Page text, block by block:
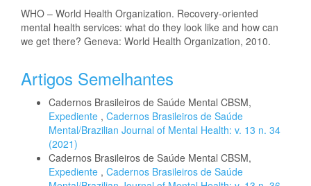
WHO – World Health Organization. Recovery-oriented
mental health services: what do they look like and how can
we get there? Geneva: World Health Organization, 2010.
Artigos Semelhantes
Cadernos Brasileiros de Saúde Mental CBSM,
Expediente , Cadernos Brasileiros de Saúde
Mental/Brazilian Journal of Mental Health: v. 13 n. 34
(2021)
Cadernos Brasileiros de Saúde Mental CBSM,
Expediente , Cadernos Brasileiros de Saúde